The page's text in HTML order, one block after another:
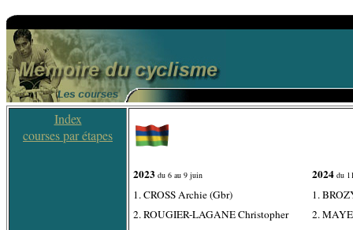
Index
courses par étapes
2023 du 6 au 9 juin
1. CROSS Archie (Gbr)
2. ROUGIER-LAGANE Christopher
2024 du
1.
2.